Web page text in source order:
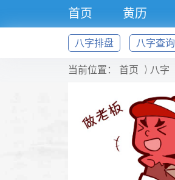
首页 黄历
号码
八字排盘 八字查询
当前位置： 首页 八字